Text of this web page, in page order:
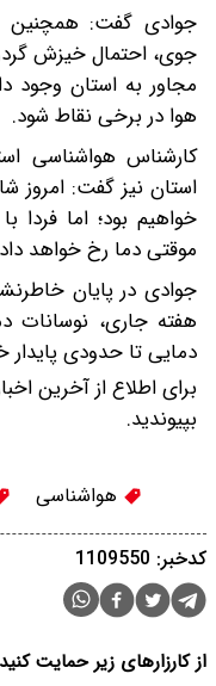
جوادی گفت: همچنین
جوی، احتمال خیزش
مجاور به استان
هوا در برخی نقاط شود.
کارشناس هواشناسی
استان نیز گفت: امروز
خواهیم بود؛ اما
موقتی دما رخ خواهد
جوادی در پایان
هفته جاری، نوسانات
دمایی تا حدودی پایدار
برای اطلاع از آخرین
بپیوندید.
هواشناسی
کدخبر: 1109550
از کارزارهای زیر حمایت